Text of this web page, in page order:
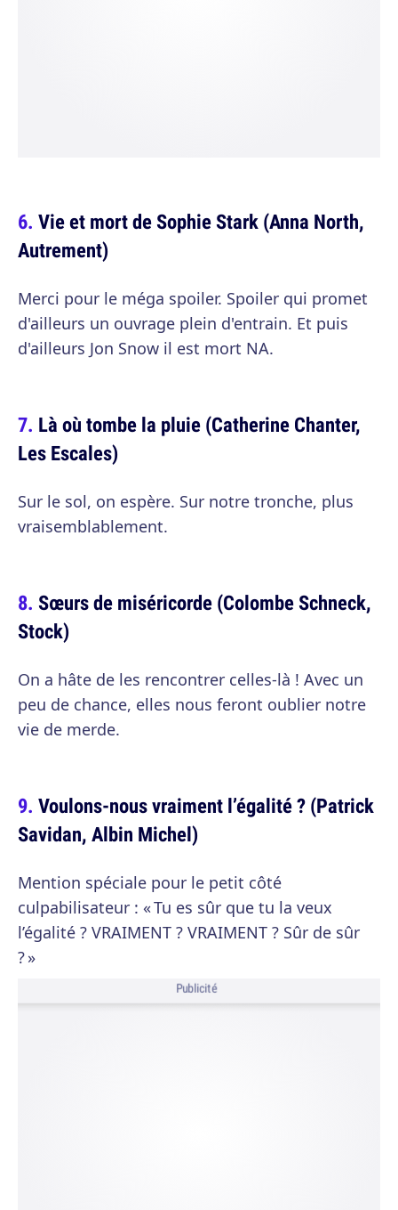
Vie et mort de Sophie Stark (Anna North,
Autrement)
Merci pour le méga spoiler. Spoiler qui promet
d'ailleurs un ouvrage plein d'entrain. Et puis
d'ailleurs Jon Snow il est mort NA.
Là où tombe la pluie (Catherine Chanter,
Les Escales)
Sur le sol, on espère. Sur notre tronche, plus
vraisemblablement.
Sœurs de miséricorde (Colombe Schneck,
Stock)
On a hâte de les rencontrer celles-là ! Avec un
peu de chance, elles nous feront oublier notre
vie de merde.
Voulons-nous vraiment l’égalité ? (Patrick
Savidan, Albin Michel)
Mention spéciale pour le petit côté
culpabilisateur : « Tu es sûr que tu la veux
l’égalité ? VRAIMENT ? VRAIMENT ? Sûr de sûr
? »
Publicité